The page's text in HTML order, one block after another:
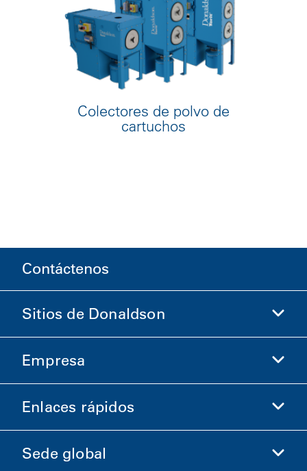
Colectores de polvo de
cartuchos
Contáctenos
Sitios de Donaldson
Donaldson Life Sciences
Empresa
Información de la empresa
Carreras
Enlaces rápidos
Inversionistas
Sede global